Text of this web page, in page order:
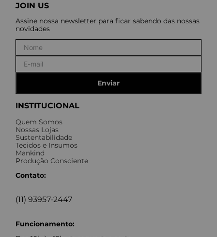
INSTITUCIONAL
Quem Somos
Nossas Lojas
Sustentabilidade
Tecidos e Insumos
Mankind
Produção Consciente
Contato:
(11) 93957-2447
Funcionamento:
JOIN US
Assine nossa newsletter para ficar sabendo das nossas
novidades
Enviar